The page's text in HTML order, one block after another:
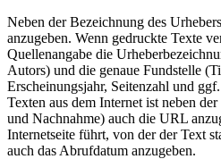
Neben der Bezeichnung des
anzugeben. Wenn gedruckte Texte
Quellenangabe die
Autors) und die genaue Fundstelle
Erscheinungsjahr, Seitenzahl und
Texten aus dem Internet ist neben
und Nachnahme) auch die URL
Internetseite führt, von der der Text
auch das Abrufdatum anzugeben.